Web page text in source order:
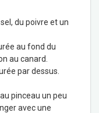
du poivre et un
au fond du
au canard.
par dessus.
pinceau un peu
avec une